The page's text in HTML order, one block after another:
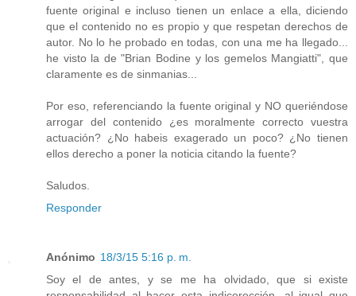
fuente original e incluso tienen un enlace a ella, diciendo
que el contenido no es propio y que respetan derechos de
autor. No lo he probado en todas, con una me ha llegado...
he visto la de "Brian Bodine y los gemelos Mangiatti", que
claramente es de sinmanias...
Por eso, referenciando la fuente original y NO queriéndose
arrogar del contenido ¿es moralmente correcto vuestra
actuación? ¿No habeis exagerado un poco? ¿No tienen
ellos derecho a poner la noticia citando la fuente?
Saludos.
Responder
Anónimo 18/3/15 5:16 p. m.
Soy el de antes, y se me ha olvidado, que si existe